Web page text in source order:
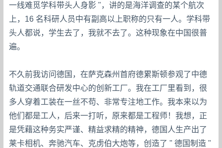
一线难觅学科带头人身影 "，讲的是海洋调查的某个航次
上，16 名科研人员中有副高以上职称的只有一人。学科带
头人都说，学生去了，我就不去了。这种现象在中国很普
遍。
不久前我访问德国，在萨克森州首府德累斯顿参观了中德
轨道交通联合研发中心的创新工厂。我在工厂里看到，很
多人穿着工装在一丝不苟、非常专注地工作。我本来以为
他们都是工人，后来一打听，原来都是工程师！我想，正
是凭藉这种务实严谨、精益求精的精神，德国人生产出了
莱卡相机、奔驰汽车、克虏伯大炮等，创造了 " 德国制造 "